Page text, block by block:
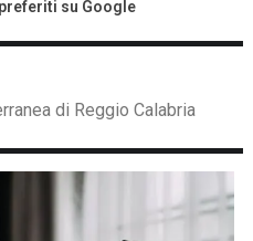
su Google
di Reggio Calabria